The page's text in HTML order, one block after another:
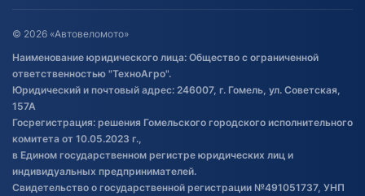
Оставить отзыв
Договор публичной оферты
Обработка файлов cookie
Постановка транспорта на учет
Обновления в ЭПТС 2024
© 2026 «Автовеломото»
Наименование юридического лица: Общество с ограниченной
ответственностью "ТехноАгро".
Юридический и почтовый адрес: 246007, г. Гомель, ул. Советская,
157А
Госрегистрация: решения Гомельского городского исполнительного
комитета от 10.05.2023 г.,
в Едином государственном регистре юридических лиц и
индивидуальных предпринимателей.
Свидетельство о государственной регистрации №491051737, УНП